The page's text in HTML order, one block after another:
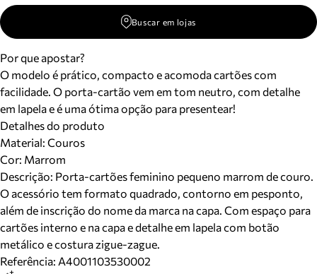
Buscar em lojas
Por que apostar?
O modelo é prático, compacto e acomoda cartões com
facilidade. O porta-cartão vem em tom neutro, com detalhe
em lapela e é uma ótima opção para presentear!
Detalhes do produto
Material: Couros
Cor: Marrom
Descrição: Porta-cartões feminino pequeno marrom de couro.
O acessório tem formato quadrado, contorno em pesponto,
além de inscrição do nome da marca na capa. Com espaço para
cartões interno e na capa e detalhe em lapela com botão
metálico e costura zigue-zague.
Referência: A4001103530002